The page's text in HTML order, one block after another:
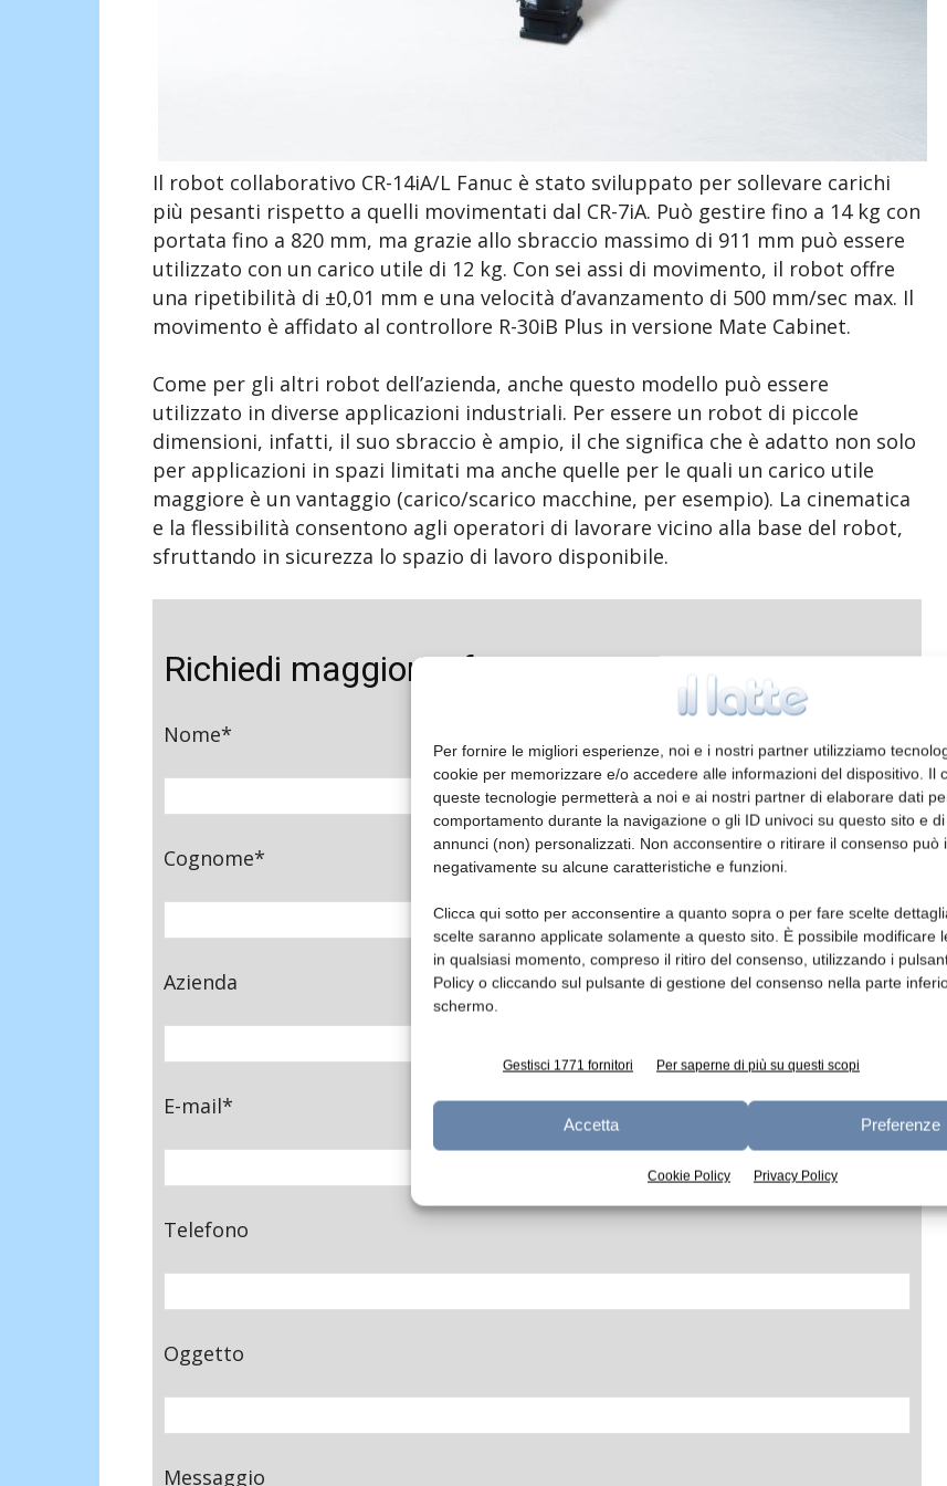
Per fornire le migliori esperienze, noi e i nostri partner utilizziamo
cookie per memorizzare e/o accedere alle informazioni del dispositivo. Il
queste tecnologie permetterà a noi e ai nostri partner di elaborare dati
comportamento durante la navigazione o gli ID univoci su questo sito e
annunci (non) personalizzati. Non acconsentire o ritirare il consenso può
negativamente su alcune caratteristiche e funzioni.
Clicca qui sotto per acconsentire a quanto sopra o per fare scelte
scelte saranno applicate solamente a questo sito. È possibile modificare
in qualsiasi momento, compreso il ritiro del consenso, utilizzando i
Policy o cliccando sul pulsante di gestione del consenso nella parte
schermo.
Gestisci 1771 fornitori Per saperne di più su questi scopi
Accetta Preferenze
Cookie Policy Privacy Policy
Il robot collaborativo CR-14iA/L Fanuc è stato sviluppato per sollevare carichi
più pesanti rispetto a quelli movimentati dal CR-7iA. Può gestire fino a 14 kg con
portata fino a 820 mm, ma grazie allo sbraccio massimo di 911 mm può essere
utilizzato con un carico utile di 12 kg. Con sei assi di movimento, il robot offre
una ripetibilità di ±0,01 mm e una velocità d’avanzamento di 500 mm/sec max. Il
movimento è affidato al controllore R-30iB Plus in versione Mate Cabinet.
Come per gli altri robot dell’azienda, anche questo modello può essere
utilizzato in diverse applicazioni industriali. Per essere un robot di piccole
dimensioni, infatti, il suo sbraccio è ampio, il che significa che è adatto non solo
per applicazioni in spazi limitati ma anche quelle per le quali un carico utile
maggiore è un vantaggio (carico/scarico macchine, per esempio). La cinematica
e la flessibilità consentono agli operatori di lavorare vicino alla base del robot,
sfruttando in sicurezza lo spazio di lavoro disponibile.
Richiedi maggiori informazioni
Nome*
Cognome*
Azienda
E-mail*
Telefono
Oggetto
Messaggio